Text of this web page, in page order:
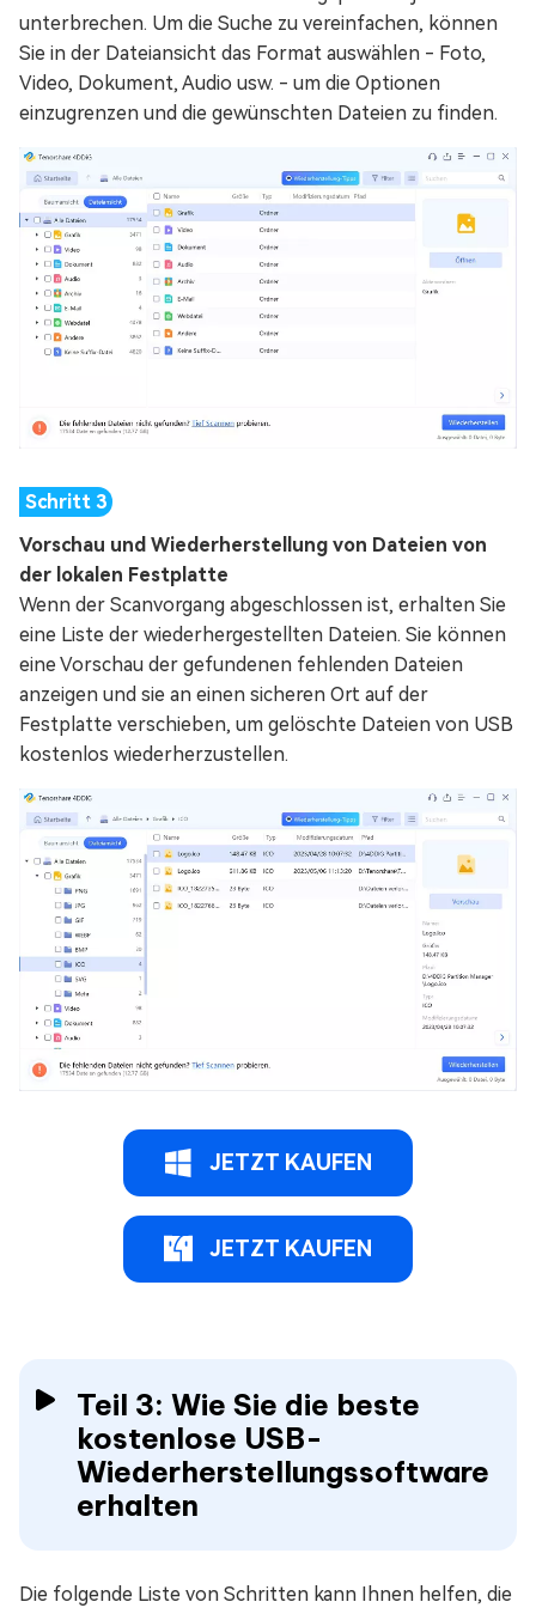
unterbrechen. Um die Suche zu vereinfachen, können
Sie in der Dateiansicht das Format auswählen - Foto,
Video, Dokument, Audio usw. - um die Optionen
einzugrenzen und die gewünschten Dateien zu finden.
Vorschau und Wiederherstellung von Dateien von
der lokalen Festplatte
Wenn der Scanvorgang abgeschlossen ist, erhalten Sie
eine Liste der wiederhergestellten Dateien. Sie können
eine Vorschau der gefundenen fehlenden Dateien
anzeigen und sie an einen sicheren Ort auf der
Festplatte verschieben, um gelöschte Dateien von USB
kostenlos wiederherzustellen.
JETZT KAUFEN
JETZT KAUFEN
Teil 3: Wie Sie die beste
kostenlose USB-
Wiederherstellungssoftware
erhalten
Die folgende Liste von Schritten kann Ihnen helfen, die